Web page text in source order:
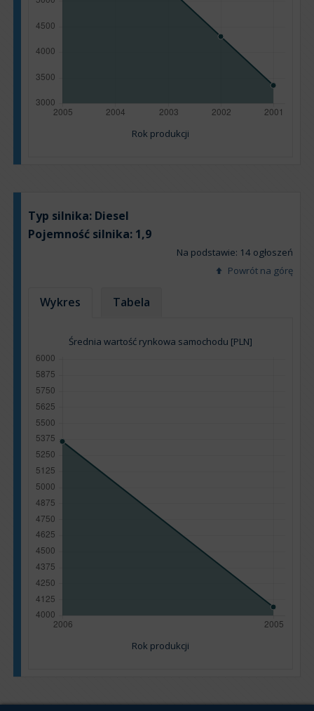
Rok produkcji
Typ silnika: Diesel
Pojemność silnika: 1,9
Na podstawie: 14 ogłoszeń
Powrót na górę
Wykres Tabela
Średnia wartość rynkowa samochodu [PLN]
Rok produkcji